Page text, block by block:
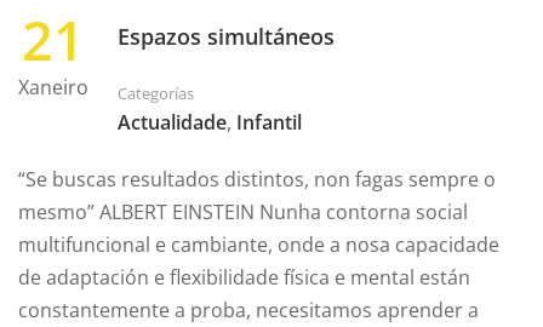
21
Xaneiro
Espazos simultáneos
Categorías
Actualidade, Infantil
“Se buscas resultados distintos, non fagas sempre o
mesmo” ALBERT EINSTEIN Nunha contorna social
multifuncional e cambiante, onde a nosa capacidade
de adaptación e flexibilidade física e mental están
constantemente a proba, necesitamos aprender a